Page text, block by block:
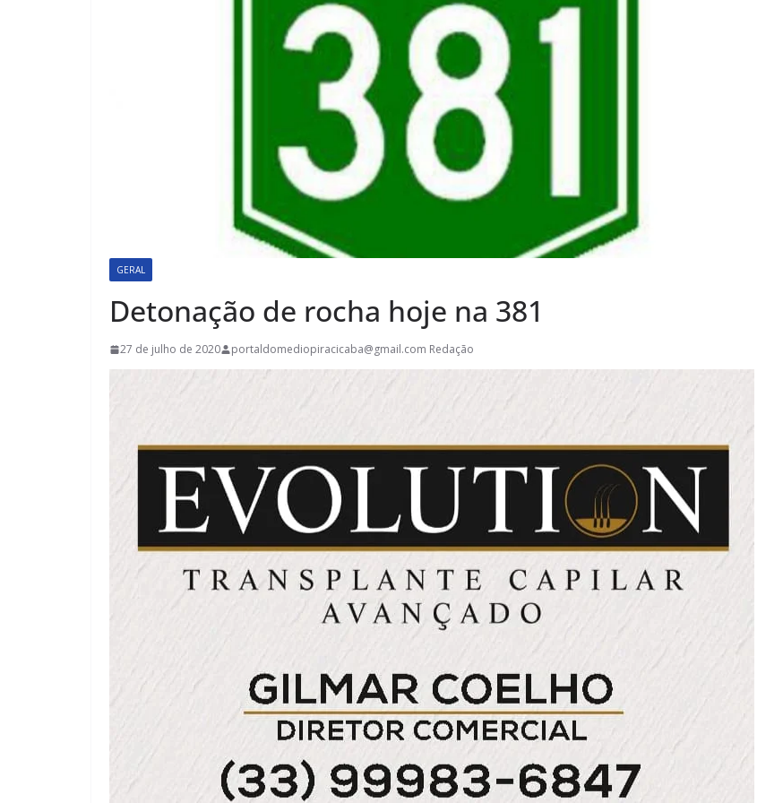
GERAL
Detonação de rocha hoje na 381
27 de julho de 2020 portaldomediopiracicaba@gmail.com Redação